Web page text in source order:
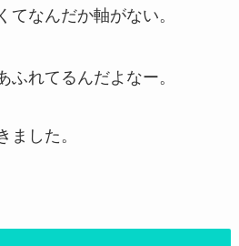
てなんだか軸がない。
ふれてるんだよなー。
ました。